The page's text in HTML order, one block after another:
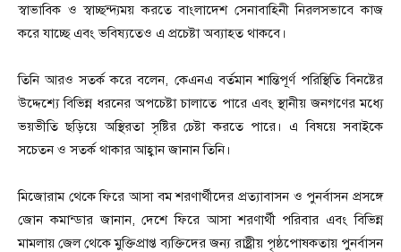
স্বাভাবিক ও স্বাচ্ছন্দ্যময় করতে বাংলাদেশ সেনাবাহিনী নিরলসভাবে কাজ
করে যাচ্ছে এবং ভবিষ্যতেও এ প্রচেষ্টা অব্যাহত থাকবে।
তিনি আরও সতর্ক করে বলেন, কেএনএ বর্তমান শান্তিপূর্ণ পরিস্থিতি বিনষ্টের
উদ্দেশ্যে বিভিন্ন ধরনের অপচেষ্টা চালাতে পারে এবং স্থানীয় জনগণের মধ্যে
ভয়ভীতি ছড়িয়ে অস্থিরতা সৃষ্টির চেষ্টা করতে পারে। এ বিষয়ে সবাইকে
সচেতন ও সতর্ক থাকার আহ্বান জানান তিনি।
মিজোরাম থেকে ফিরে আসা বম শরণার্থীদের প্রত্যাবাসন ও পুনর্বাসন প্রসঙ্গে
জোন কমান্ডার জানান, দেশে ফিরে আসা শরণার্থী পরিবার এবং বিভিন্ন
মামলায় জেল থেকে মুক্তিপ্রাপ্ত ব্যক্তিদের জন্য রাষ্ট্রীয় পৃষ্ঠপোষকতায় পুনর্বাসন